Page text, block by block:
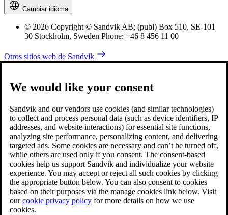
Cambiar idioma
© 2026 Copyright © Sandvik AB; (publ) Box 510, SE-101
30 Stockholm, Sweden Phone: +46 8 456 11 00
Otros sitios web de Sandvik
We would like your consent
Sandvik and our vendors use cookies (and similar technologies)
to collect and process personal data (such as device identifiers, IP
addresses, and website interactions) for essential site functions,
analyzing site performance, personalizing content, and delivering
targeted ads. Some cookies are necessary and can’t be turned off,
while others are used only if you consent. The consent-based
cookies help us support Sandvik and individualize your website
experience. You may accept or reject all such cookies by clicking
the appropriate button below. You can also consent to cookies
based on their purposes via the manage cookies link below. Visit
ourcookie privacy policy for more details on how we use
cookies.